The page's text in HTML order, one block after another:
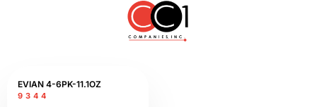
EVIAN 4-6PK-11.1OZ
9344